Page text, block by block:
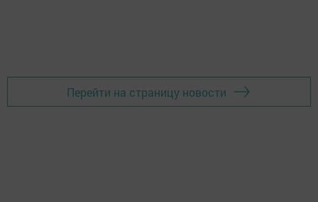
Перейти на страницу новости